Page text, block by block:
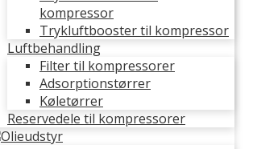
kompressor
Trykluftbooster til kompressor
Luftbehandling
Filter til kompressorer
Adsorptionstørrer
Køletørrer
Reservedele til kompressorer
Olieudstyr